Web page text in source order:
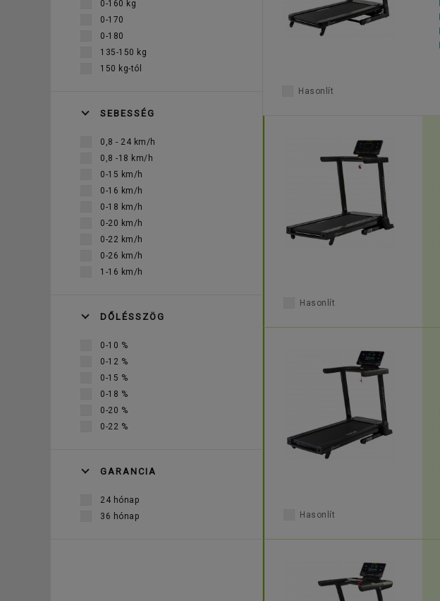
Hasonlít
Hasonlít
Hasonlít
0-160 kg
0-170
0-180
135-150 kg
150 kg-tól
SEBESSÉG
0,8 - 24 km/h
0,8 -18 km/h
0-15 km/h
0-16 km/h
0-18 km/h
0-20 km/h
0-22 km/h
0-26 km/h
1-16 km/h
DŐLÉSSZÖG
0-10 %
0-12 %
0-15 %
0-18 %
0-20 %
0-22 %
GARANCIA
24 hónap
36 hónap